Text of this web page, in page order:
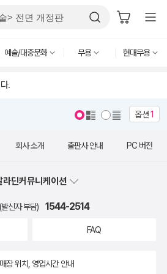
예술/대중문화 무용 현대무용
.
옵션1
회사 소개 출판사 안내 PC 버전
라딘커뮤니케이션
신자 부담) 1544-2514
FAQ
장 위치, 영업시간 안내